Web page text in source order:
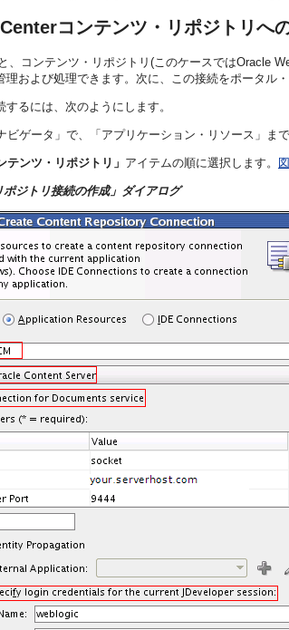
コンテンツ・リポジトリへ
、
コンテンツ・リポジトリ(このケースではOracle
理および処理できます。次に、この接続をポータル
るには、次のようにします。
ビゲータ」で、「アプリケーション・リソース」まで
テンツ・リポジトリ」 アイテムの順に選択します。
ジトリ接続の作成」ダイアログ